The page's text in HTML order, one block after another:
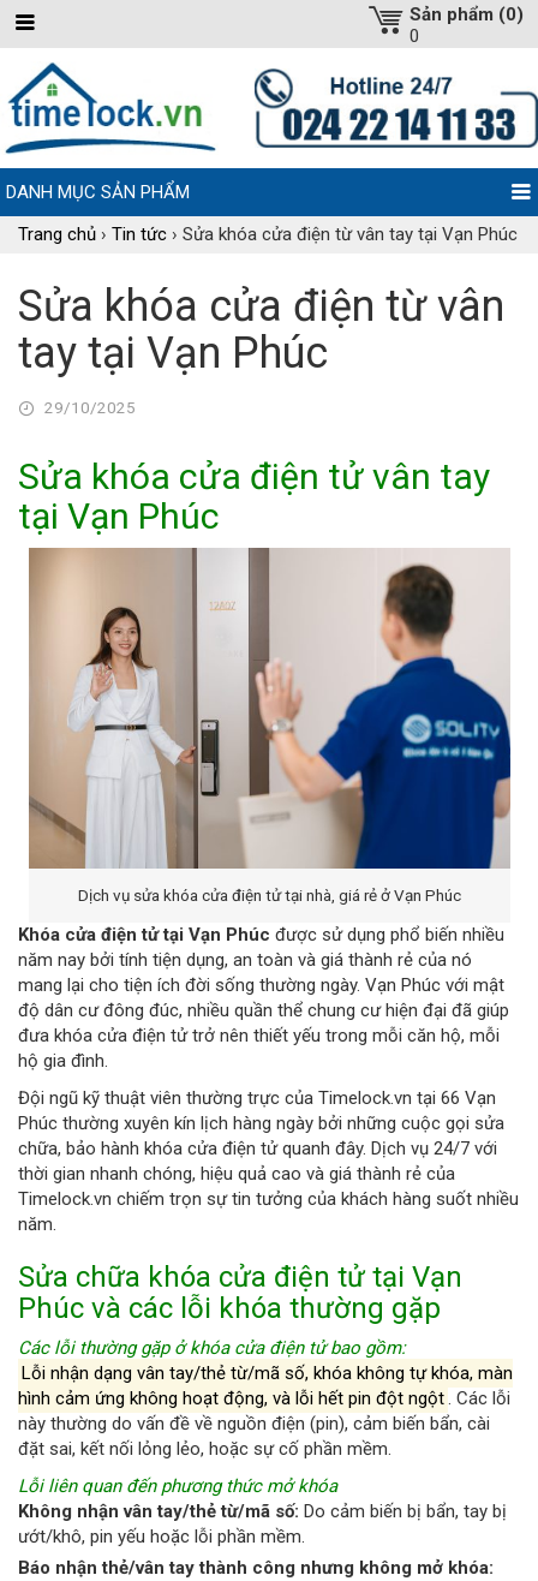
Sản phẩm (0)
0
DANH MỤC SẢN PHẨM
Trang chủ › Tin tức › Sửa khóa cửa điện từ vân tay tại Vạn Phúc
Sửa khóa cửa điện từ vân
tay tại Vạn Phúc
29/10/2025
Sửa khóa cửa điện tử vân tay
tại Vạn Phúc
Dịch vụ sửa khóa cửa điện tử tại nhà, giá rẻ ở Vạn Phúc
Khóa cửa điện tử tại Vạn Phúc được sử dụng phổ biến nhiều
năm nay bởi tính tiện dụng, an toàn và giá thành rẻ của nó
mang lại cho tiện ích đời sống thường ngày. Vạn Phúc với mật
độ dân cư đông đúc, nhiều quần thể chung cư hiện đại đã giúp
đưa khóa cửa điện tử trở nên thiết yếu trong mỗi căn hộ, mỗi
hộ gia đình.
Đội ngũ kỹ thuật viên thường trực của Timelock.vn tại 66 Vạn
Phúc thường xuyên kín lịch hàng ngày bởi những cuộc gọi sửa
chữa, bảo hành khóa cửa điện tử quanh đây. Dịch vụ 24/7 với
thời gian nhanh chóng, hiệu quả cao và giá thành rẻ của
Timelock.vn chiếm trọn sự tin tưởng của khách hàng suốt nhiều
năm.
Sửa chữa khóa cửa điện tử tại Vạn
Phúc và các lỗi khóa thường gặp
Các lỗi thường gặp ở khóa cửa điện tử bao gồm:
Lỗi nhận dạng vân tay/thẻ từ/mã số, khóa không tự khóa, màn
hình cảm ứng không hoạt động, và lỗi hết pin đột ngột. Các lỗi
này thường do vấn đề về nguồn điện (pin), cảm biến bẩn, cài
đặt sai, kết nối lỏng lẻo, hoặc sự cố phần mềm.
Lỗi liên quan đến phương thức mở khóa
Không nhận vân tay/thẻ từ/mã số: Do cảm biến bị bẩn, tay bị
ướt/khô, pin yếu hoặc lỗi phần mềm.
Báo nhận thẻ/vân tay thành công nhưng không mở khóa: